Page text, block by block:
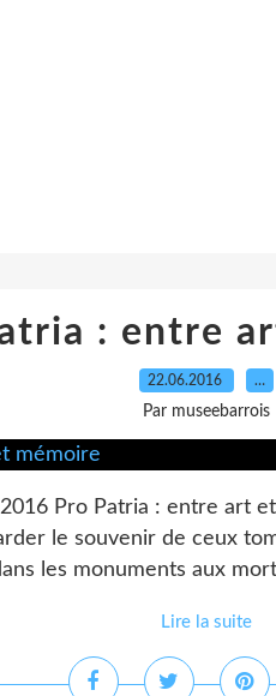
: entre
22.06.2016 …
Par museebarrois
Pro Patria : entre art
le souvenir de ceux
les monuments aux
Lire la suite